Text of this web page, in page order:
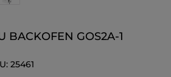
BACKOFEN GOS2A-1
25461